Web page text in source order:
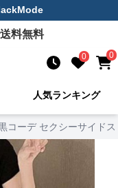
料無料
0 0
人気ランキング
コーデ セクシーサイド